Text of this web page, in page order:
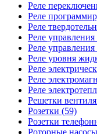
Реле
Реле
Реле
Реле
Реле управления
Реле уровня
Реле
Реле
Реле
Решетки
Розетки (59)
Розетки
Роторные